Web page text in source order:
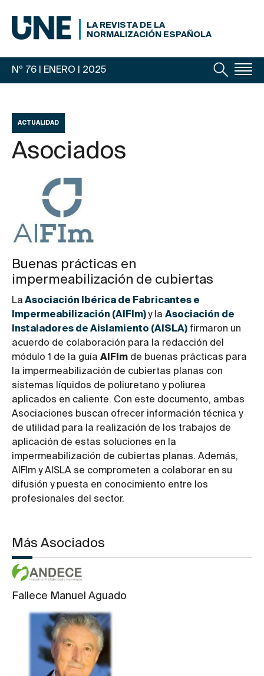
LA REVISTA DE LA
NORMALIZACIÓN ESPAÑOLA
Nº 76 | ENERO | 2025
ACTUALIDAD
Asociados
Buenas prácticas en
impermeabilización de cubiertas
La Asociación Ibérica de Fabricantes e
Impermeabilización (AIFIm)y la Asociación de
Instaladores de Aislamiento (AISLA) firmaron un
acuerdo de colaboración para la redacción del
módulo 1 de la guía AIFIm de buenas prácticas para
la impermeabilización de cubiertas planas con
sistemas líquidos de poliuretano y poliurea
aplicados en caliente. Con este documento, ambas
Asociaciones buscan ofrecer información técnica y
de utilidad para la realización de los trabajos de
aplicación de estas soluciones en la
impermeabilización de cubiertas planas. Además,
AIFIm y AISLA se comprometen a colaborar en su
difusión y puesta en conocimiento entre los
profesionales del sector.
Más Asociados
Fallece Manuel Aguado